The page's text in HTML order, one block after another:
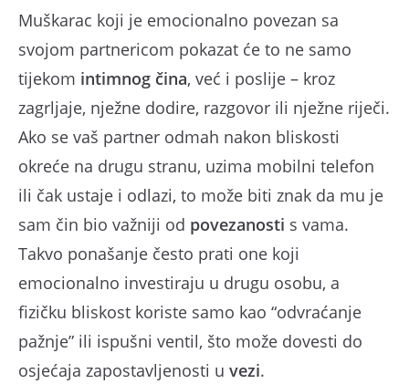
Muškarac koji je emocionalno povezan sa
svojom partnericom pokazat će to ne samo
tijekom intimnog čina, već i poslije – kroz
zagrljaje, nježne dodire, razgovor ili nježne riječi.
Ako se vaš partner odmah nakon bliskosti
okreće na drugu stranu, uzima mobilni telefon
ili čak ustaje i odlazi, to može biti znak da mu je
sam čin bio važniji od povezanosti s vama.
Takvo ponašanje često prati one koji
emocionalno investiraju u drugu osobu, a
fizičku bliskost koriste samo kao “odvraćanje
pažnje” ili ispušni ventil, što može dovesti do
osjećaja zapostavljenosti u vezi.